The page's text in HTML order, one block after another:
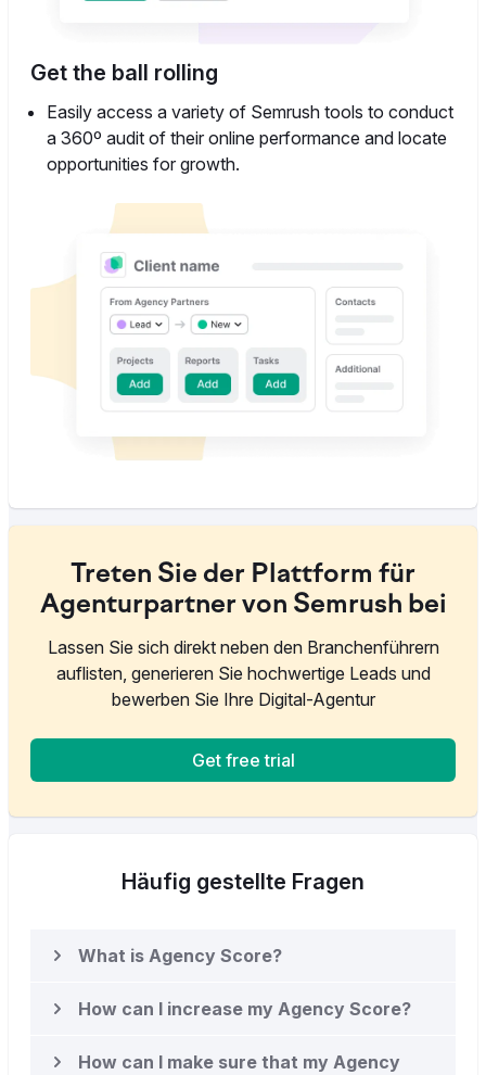
Get the ball rolling
Easily access a variety of Semrush tools to conduct
a 360º audit of their online performance and locate
opportunities for growth.
Treten Sie der Plattform für
Agenturpartner von Semrush bei
Lassen Sie sich direkt neben den Branchenführern
auflisten, generieren Sie hochwertige Leads und
bewerben Sie Ihre Digital-Agentur
Get free trial
Häufig gestellte Fragen
What is Agency Score?
How can I increase my Agency Score?
How can I make sure that my Agency